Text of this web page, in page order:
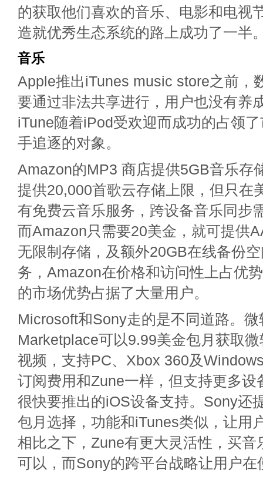
的获取他们喜欢的音乐、电影和电视
造就优秀生态系统的路上成功了一半
音乐
Apple推出iTunes music store之前，
要通过非法共享进行，用户也没有养
iTune随着iPod受欢迎而成功的占领
手追逐的对象。
Amazon的MP3 商店提供5GB音乐存
提供20,000首歌云存储上限，但只在
有免费云音乐服务，跨设备音乐同步
而Amazon只需要20美金，就可提供
无限制存储，及额外20GB在线备份
务，Amazon在价格和访问性上占优
的市场优势占据了大量用户。
Microsoft和Sony走的是不同道路。微
Marketplace可以9.99美金包月获取
视频，支持PC、Xbox 360及
订阅费用和Zune一样，但支持更多设
很快要推出的iOS设备支持。Sony还
包月选择，功能和iTunes类似，让用
相比之下，Zune有更大灵活性，买音
可以，而Sony的跨平台战略让用户在